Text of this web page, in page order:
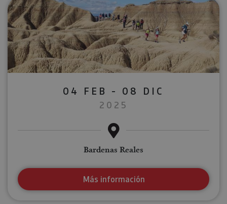
04 FEB - 08 DIC
2025
Bardenas Reales
Más información